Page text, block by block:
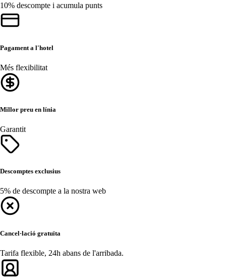
10% descompte i acumula punts
Pagament a l'hotel
Més flexibilitat
Millor preu en línia
Garantit
Descomptes exclusius
5% de descompte a la nostra web
Cancel·lació gratuïta
Tarifa flexible, 24h abans de l'arribada.